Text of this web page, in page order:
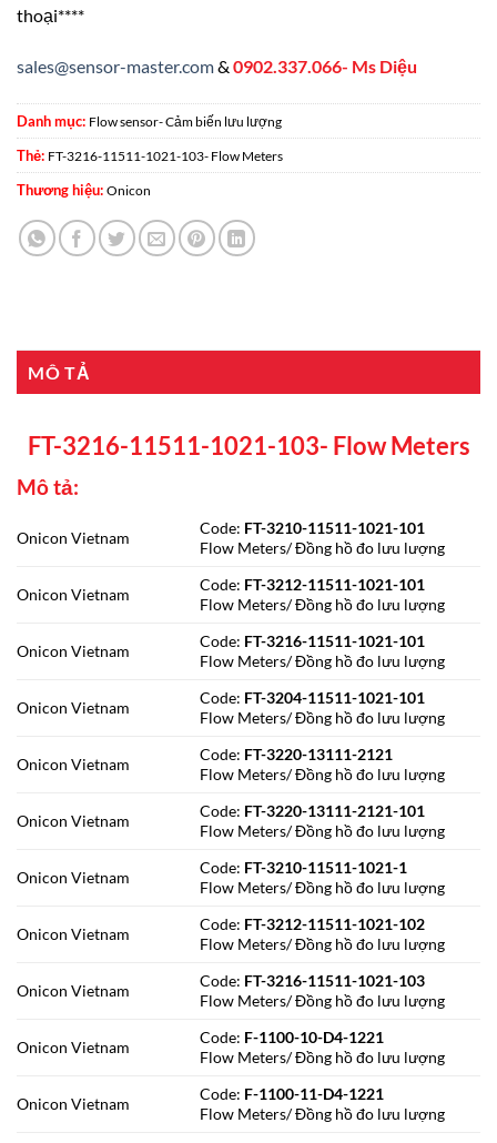
thoại****
sales@sensor-master.com& 0902.337.066- Ms Diệu
Danh mục: Flow sensor- Cảm biến lưu lượng
Thẻ: FT-3216-11511-1021-103- Flow Meters
Thương hiệu: Onicon
MÔ TẢ
FT-3216-11511-1021-103- Flow Meters
Mô tả:
Onicon Vietnam
Code: FT-3210-11511-1021-101
Flow Meters/ Đồng hồ đo lưu lượng
Onicon Vietnam
Code: FT-3212-11511-1021-101
Flow Meters/ Đồng hồ đo lưu lượng
Onicon Vietnam
Code: FT-3216-11511-1021-101
Flow Meters/ Đồng hồ đo lưu lượng
Onicon Vietnam
Code: FT-3204-11511-1021-101
Flow Meters/ Đồng hồ đo lưu lượng
Onicon Vietnam
Code: FT-3220-13111-2121
Flow Meters/ Đồng hồ đo lưu lượng
Onicon Vietnam
Code: FT-3220-13111-2121-101
Flow Meters/ Đồng hồ đo lưu lượng
Onicon Vietnam
Code: FT-3210-11511-1021-1
Flow Meters/ Đồng hồ đo lưu lượng
Onicon Vietnam
Code: FT-3212-11511-1021-102
Flow Meters/ Đồng hồ đo lưu lượng
Onicon Vietnam
Code: FT-3216-11511-1021-103
Flow Meters/ Đồng hồ đo lưu lượng
Onicon Vietnam
Code: F-1100-10-D4-1221
Flow Meters/ Đồng hồ đo lưu lượng
Onicon Vietnam
Code: F-1100-11-D4-1221
Flow Meters/ Đồng hồ đo lưu lượng